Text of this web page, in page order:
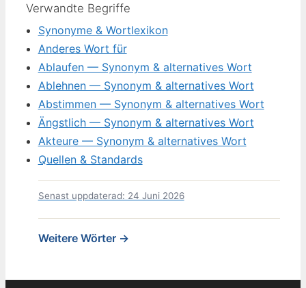
Verwandte Begriffe
Synonyme & Wortlexikon
Anderes Wort für
Ablaufen — Synonym & alternatives Wort
Ablehnen — Synonym & alternatives Wort
Abstimmen — Synonym & alternatives Wort
Ängstlich — Synonym & alternatives Wort
Akteure — Synonym & alternatives Wort
Quellen & Standards
Senast uppdaterad: 24 Juni 2026
Weitere Wörter →